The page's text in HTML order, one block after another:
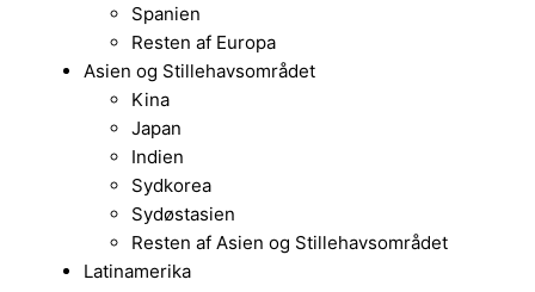
Spanien
Resten af Europa
Asien og Stillehavsområdet
Kina
Japan
Indien
Sydkorea
Sydøstasien
Resten af Asien og Stillehavsområdet
Latinamerika